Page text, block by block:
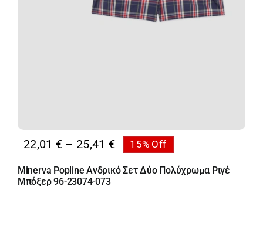
22,01 € – 25,41 €Price
range:
22,01 €
15% Off
Minerva Popline Ανδρικό Σετ Δύο Πολύχρωμα Ριγέ
Μπόξερ 96-23074-073